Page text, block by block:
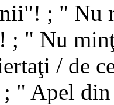
; " Nu
; " Nu
/ de
" Apel din